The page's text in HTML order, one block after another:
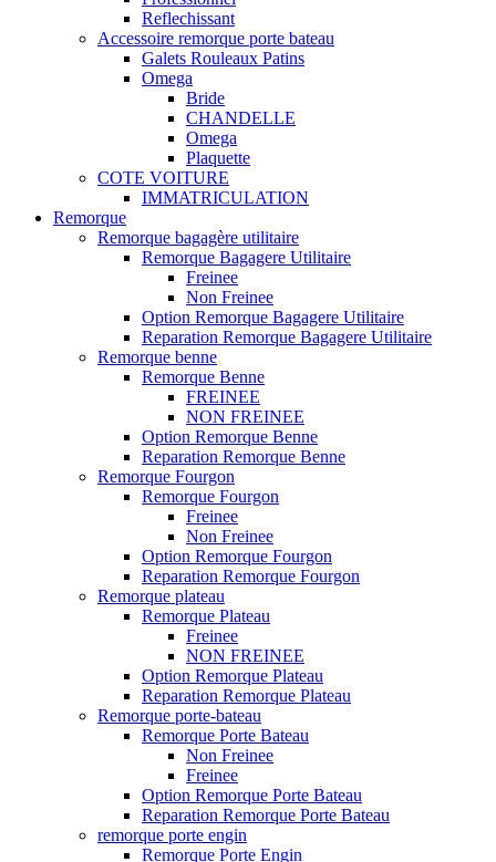
Reflechissant
Accessoire remorque porte bateau
Galets Rouleaux Patins
Omega
Bride
CHANDELLE
Omega
Plaquette
COTE VOITURE
IMMATRICULATION
Remorque
Remorque bagagère utilitaire
Remorque Bagagere Utilitaire
Freinee
Non Freinee
Option Remorque Bagagere Utilitaire
Reparation Remorque Bagagere Utilitaire
Remorque benne
Remorque Benne
FREINEE
NON FREINEE
Option Remorque Benne
Reparation Remorque Benne
Remorque Fourgon
Remorque Fourgon
Freinee
Non Freinee
Option Remorque Fourgon
Reparation Remorque Fourgon
Remorque plateau
Remorque Plateau
Freinee
NON FREINEE
Option Remorque Plateau
Reparation Remorque Plateau
Remorque porte-bateau
Remorque Porte Bateau
Non Freinee
Freinee
Option Remorque Porte Bateau
Reparation Remorque Porte Bateau
remorque porte engin
Remorque Porte Engin